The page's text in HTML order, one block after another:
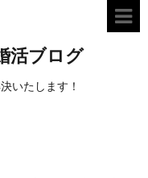
活ブログ
いたします！